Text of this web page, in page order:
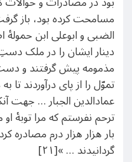
مسامحت کرده بود، باز
الضبی و ابوعلی ابن
دینار ایشان را در ملک
مذمومه پیش گرفتند و دست
تموّل را از پای درآوردند
عمادالدین الجبار … جهت
ترحم نفرستم که مرا توبۀ
بار هزار هزار درم مصادره
گردانیدند … »[۲۱]